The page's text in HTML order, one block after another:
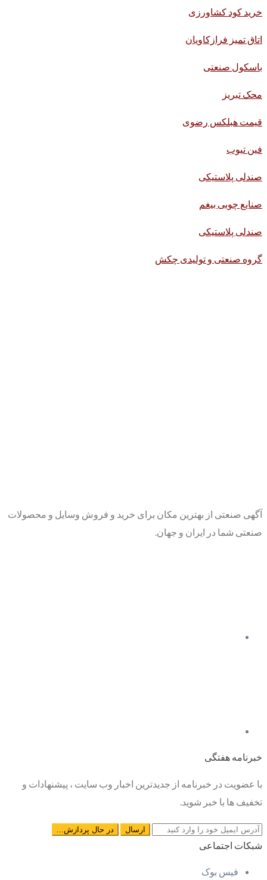
خرید کود کشاورزی
اتاق تمیز فرازکاویان
باسکول صنعتی
محک تبریز
قیمت هبلکس رضوی
فین تیوب
صندلی پلاستیکی
صنایع چوبی بیغم
صندلی پلاستیکی
گروه صنعتی و تولیدی چکش
آگهی صنعتی از بهترین مکان برای خرید و فروش وسایل و محصولات
صنعتی شما در ایران و جهان.
خبرنامه هفتگی
با عضویت در خبرنامه از جدیدترین اخبار وب سایت ، پیشنهادات و
تخفیف ها با خبر شوید.
شبکات اجتماعی
فیس بوک